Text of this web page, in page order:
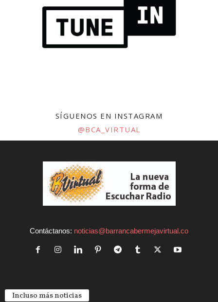
SÍGUENOS EN INSTAGRAM
@BCA_VIRTUAL
Contáctanos: noticias@barrancabermejavirtual.co
Incluso más noticias